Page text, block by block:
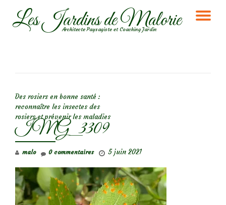
AllerLes Jardins de Malorie
Architecte Paysagiste et Coaching Jardin
Des rosiers en bonne santé :
reconnaître les insectes des
rosiers et prévenir les maladies
IMG_3309
malo 5 juin 2021
0 commentaires